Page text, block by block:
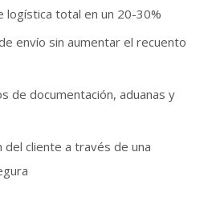
logística total en un 20-30%
envío sin aumentar el recuento
de documentación, aduanas y
del cliente a través de una